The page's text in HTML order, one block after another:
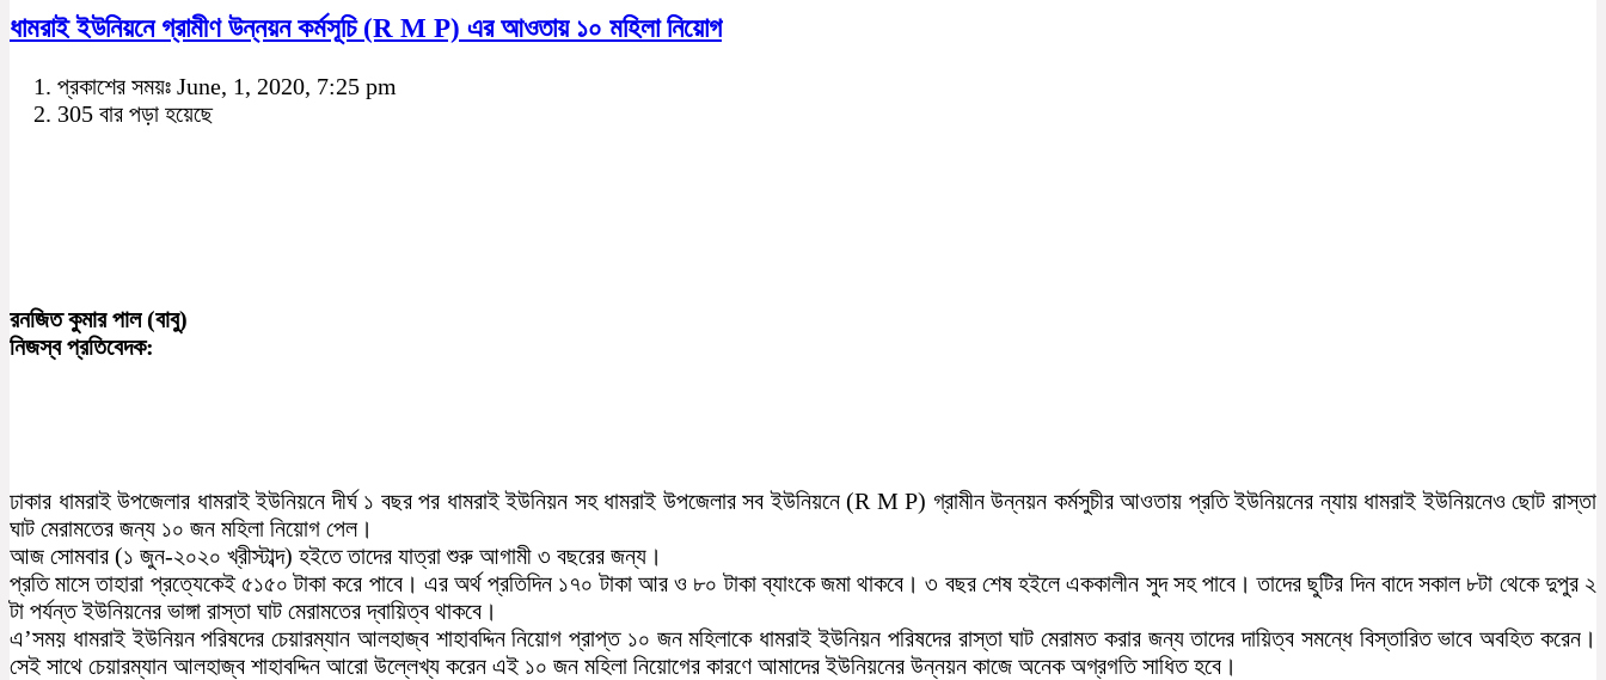
ধামরাই ইউনিয়নে গ্রামীণ উন্নয়ন কর্মসূচি (R M P) এর আওতায় ১০ মহিলা নিয়োগ
প্রকাশের সময়ঃ June, 1, 2020, 7:25 pm
305 বার পড়া হয়েছে
রনজিত কুমার পাল (বাবু)
নিজস্ব প্রতিবেদক:
ঢাকার ধামরাই উপজেলার ধামরাই ইউনিয়নে দীর্ঘ ১ বছর পর ধামরাই ইউনিয়ন সহ ধামরাই উপজেলার সব ইউনিয়নে (R M P) গ্রামীন উন্নয়ন কর্মসুচীর আওতায় প্রতি ইউনিয়নের ন্যায় ধামরাই ইউনিয়নেও ছোট রাস্তা
ঘাট মেরামতের জন্য ১০ জন মহিলা নিয়োগ পেল।
আজ সোমবার (১ জুন-২০২০ খ্রীস্টাব্দ) হইতে তাদের যাত্রা শুরু আগামী ৩ বছরের জন্য।
প্রতি মাসে তাহারা প্রত্যেকেই ৫১৫০ টাকা করে পাবে। এর অর্থ প্রতিদিন ১৭০ টাকা আর ও ৮০ টাকা ব্যাংকে জমা থাকবে। ৩ বছর শেষ হইলে এককালীন সুদ সহ পাবে। তাদের ছুটির দিন বাদে সকাল ৮টা থেকে দুপুর ২
টা পর্যন্ত ইউনিয়নের ভাঙ্গা রাস্তা ঘাট মেরামতের দ্বায়িত্ব থাকবে।
এ’সময় ধামরাই ইউনিয়ন পরিষদের চেয়ারম্যান আলহাজ্ব শাহাবদ্দিন নিয়োগ প্রাপ্ত ১০ জন মহিলাকে ধামরাই ইউনিয়ন পরিষদের রাস্তা ঘাট মেরামত করার জন্য তাদের দায়িত্ব সমন্ধে বিস্তারিত ভাবে অবহিত করেন।
সেই সাথে চেয়ারম্যান আলহাজ্ব শাহাবদ্দিন আরো উল্লেখ্য করেন এই ১০ জন মহিলা নিয়োগের কারণে আমাদের ইউনিয়নের উন্নয়ন কাজে অনেক অগ্রগতি সাধিত হবে।